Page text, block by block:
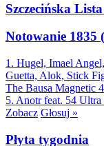
Szczecińska
Notowanie 1835
1. Hugel, Imael
Guetta, Alok, Stick
The Bausa Magnetic
5. Anotr feat. 54 Ultra
Zobacz Głosuj »
Płyta tygodnia